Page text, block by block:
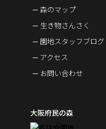
森のマップ
生き物さんさく
園地スタッフブログ
アクセス
お問い合わせ
大阪府民の森